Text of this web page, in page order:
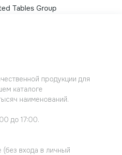
Tables Group
продукции для
каталоге
наименований.
до 17:00.
(без входа в личный